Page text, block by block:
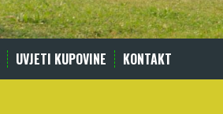
UVJETI KUPOVINE KONTAKT